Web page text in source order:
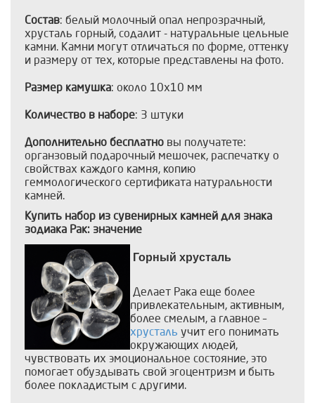
Состав: белый молочный опал непрозрачный,
хрусталь горный, содалит - натуральные цельные
камни. Камни могут отличаться по форме, оттенку
и размеру от тех, которые представлены на фото.
Размер камушка: около 10х10 мм
Количество в наборе: 3 штуки
Дополнительно бесплатно вы получатете:
органзовый подарочный мешочек, распечатку о
свойствах каждого камня, копию
геммологического сертификата натуральности
камней.
Купить набор из сувенирных камней для знака
зодиака Рак: значение
Горный хрусталь
Делает Рака еще более
привлекательным, активным,
более смелым, а главное –
хрусталь учит его понимать
окружающих людей,
чувствовать их эмоциональное состояние, это
помогает обуздывать свой эгоцентризм и быть
более покладистым с другими.